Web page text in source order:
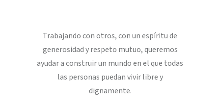
Trabajando con otros, con un espíritu de
generosidad y respeto mutuo, queremos
ayudar a construir un mundo en el que todas
las personas puedan vivir libre y
dignamente.